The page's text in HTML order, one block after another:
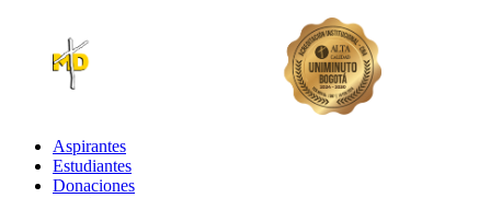
Aspirantes
Estudiantes
Donaciones